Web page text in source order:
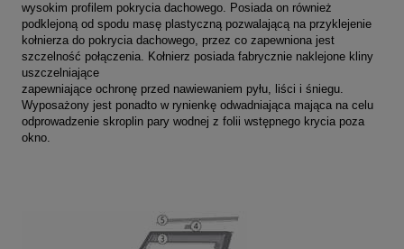
wysokim profilem pokrycia dachowego. Posiada on również
podklejoną od spodu masę plastyczną pozwalającą na przyklejenie
kołnierza do pokrycia dachowego, przez co zapewniona jest
szczelność połączenia. Kołnierz posiada fabrycznie naklejone kliny
uszczelniające
zapewniające ochronę przed nawiewaniem pyłu, liści i śniegu.
Wyposażony jest ponadto w rynienkę odwadniająca mająca na celu
odprowadzenie skroplin pary wodnej z folii wstępnego krycia poza
okno.